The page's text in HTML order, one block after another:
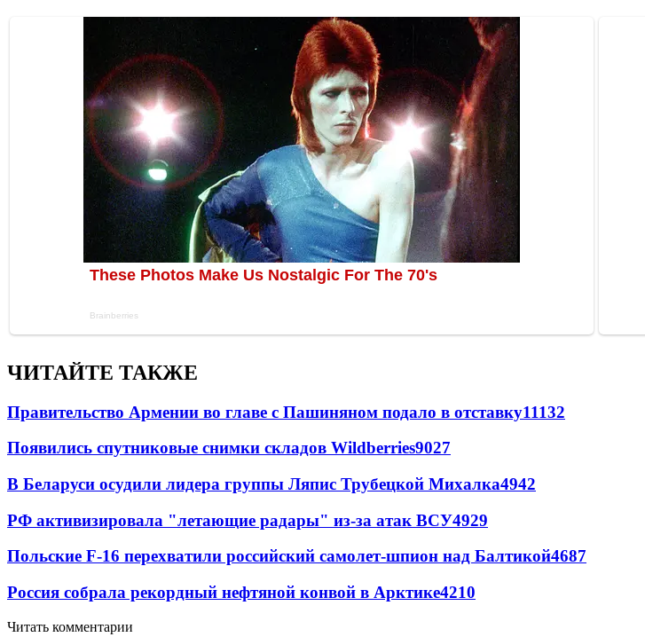
ЧИТАЙТЕ ТАКЖЕ
Правительство Армении во главе с Пашиняном подало в отставку11132
Появились спутниковые снимки складов Wildberries9027
В Беларуси осудили лидера группы Ляпис Трубецкой Михалка4942
РФ активизировала "летающие радары" из-за атак ВСУ4929
Польские F-16 перехватили российский самолет-шпион над Балтикой4687
Россия собрала рекордный нефтяной конвой в Арктике4210
Читать комментарии